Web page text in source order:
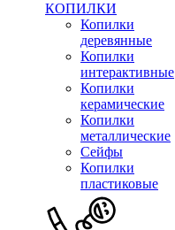
КОПИЛКИ
Копилки
деревянные
Копилки
интерактивные
Копилки
керамические
Копилки
металлические
Сейфы
Копилки
пластиковые